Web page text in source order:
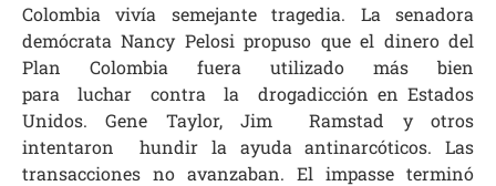
Colombia vivía semejante tragedia. La senadora
demócrata Nancy Pelosi propuso que el dinero del
Plan Colombia fuera utilizado más bien
para luchar contra la drogadicción en Estados
Unidos. Gene Taylor, Jim Ramstad y otros
intentaron hundir la ayuda antinarcóticos. Las
transacciones no avanzaban. El impasse terminó